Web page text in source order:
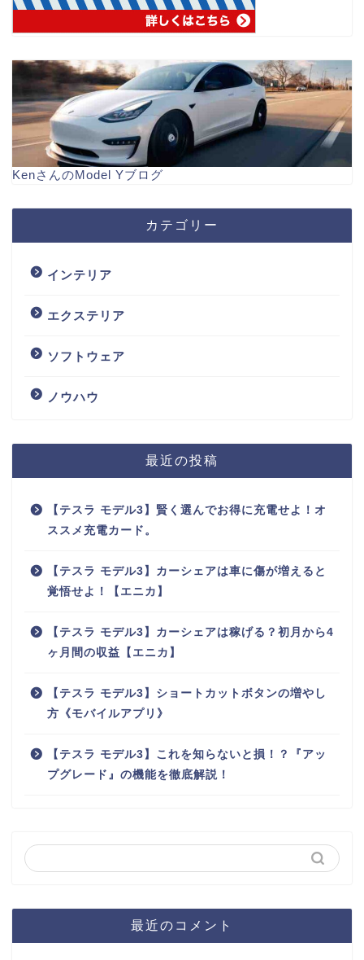
KenさんのModel Yブログ
カテゴリー
インテリア
エクステリア
ソフトウェア
ノウハウ
最近の投稿
【テスラ モデル3】賢く選んでお得に充電せよ！オ
ススメ充電カード。
【テスラ モデル3】カーシェアは車に傷が増えると
覚悟せよ！【エニカ】
【テスラ モデル3】カーシェアは稼げる？初月から4
ヶ月間の収益【エニカ】
【テスラ モデル3】ショートカットボタンの増やし
方《モバイルアプリ》
【テスラ モデル3】これを知らないと損！？『アッ
プグレード』の機能を徹底解説！
最近のコメント